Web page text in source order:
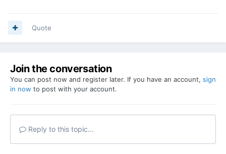
Quote
Join the conversation
You can post now and register later. If you have an account, sign
in now to post with your account.
Reply to this topic...